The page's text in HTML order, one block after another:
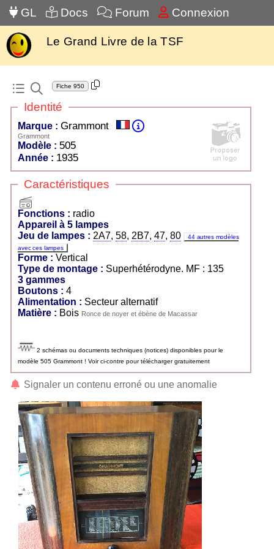
GL Docs Forum Connexion
Le Grand Livre de la TSF
Fiche 950
Identité
Marque : Grammont
Grammont
Modèle : 505
Année : 1935
Caractéristiques
Fonctions : radio
Appareil à 5 lampes
Jeu de lampes : 2A7, 58, 2B7, 47, 80
44 autres modèles
avec ces lampes
Forme : Vertical
Type de montage : Superhétérodyne. MF : 135
3 gammes
Boutons : 4
Alimentation : Secteur alternatif
Matière : Bois Ronce de noyer et ébène de Macassar
2 schémas ou documents techniques (notices) disponibles pour le
modèle 505 Grammont ! Voir ci-contre pour télécharger gratuitement
Signaler un contenu erroné ou une anomalie